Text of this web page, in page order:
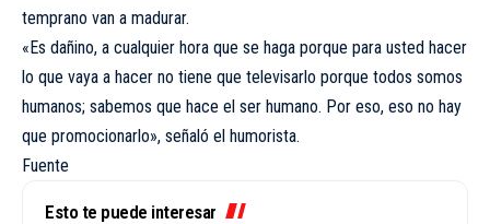
temprano van a madurar.
«Es dañino, a cualquier hora que se haga porque para usted hacer
lo que vaya a hacer no tiene que televisarlo porque todos somos
humanos; sabemos que hace el ser humano. Por eso, eso no hay
que promocionarlo», señaló el humorista.
Fuente
Esto te puede interesar